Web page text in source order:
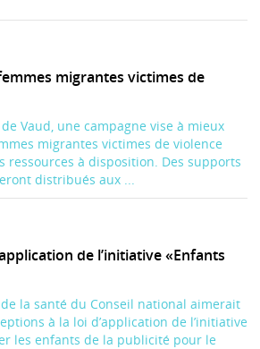
migrantes victimes de
Vaud, une campagne vise à mieux
migrantes victimes de violence
ressources à disposition. Des supports
distribués aux ...
de l’initiative «Enfants
la santé du Conseil national aimerait
à la loi d’application de l’initiative
les enfants de la publicité pour le